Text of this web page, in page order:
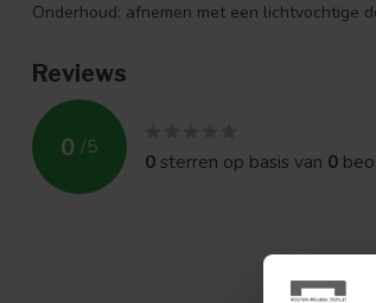
Onderhoud: afnemen met een lichtvochtige
Reviews
0 /5
0sterren op basis van 0